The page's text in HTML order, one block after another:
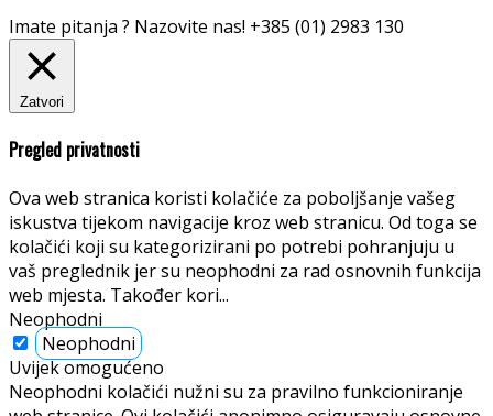
Imate pitanja ? Nazovite nas! +385 (01) 2983 130
Zatvori
Pregled privatnosti
Ova web stranica koristi kolačiće za poboljšanje vašeg
iskustva tijekom navigacije kroz web stranicu. Od toga se
kolačići koji su kategorizirani po potrebi pohranjuju u
vaš preglednik jer su neophodni za rad osnovnih funkcija
web mjesta. Također kori...
Neophodni
Neophodni
Uvijek omogućeno
Neophodni kolačići nužni su za pravilno funkcioniranje